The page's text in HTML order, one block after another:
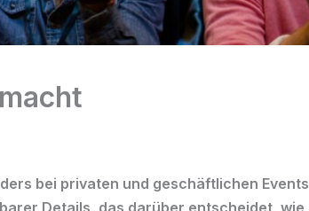
bei privaten und geschäftlichen Events
Details, das darüber entscheidet, wie